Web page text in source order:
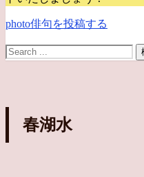
photo俳句を投稿する
春湖水